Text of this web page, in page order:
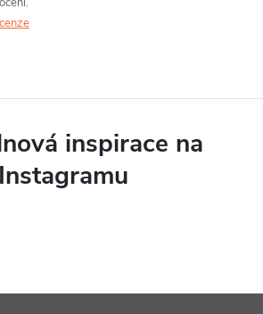
inspirace na
Instagramu